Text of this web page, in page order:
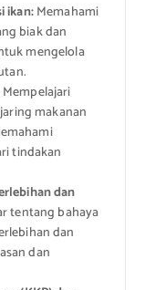
ikan:Memahami
biak dan
mengelola
Mempelajari
makanan
tindakan
dan
tentang bahaya
dan
dan